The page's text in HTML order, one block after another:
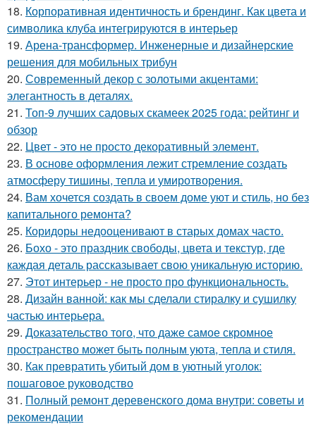
18. Корпоративная идентичность и брендинг. Как цвета и
символика клуба интегрируются в интерьер
19. Арена-трансформер. Инженерные и дизайнерские
решения для мобильных трибун
20. Современный декор с золотыми акцентами:
элегантность в деталях.
21. Топ-9 лучших садовых скамеек 2025 года: рейтинг и
обзор
22. Цвет - это не просто декоративный элемент.
23. В основе оформления лежит стремление создать
атмосферу тишины, тепла и умиротворения.
24. Вам хочется создать в своем доме уют и стиль, но без
капитального ремонта?
25. Коридоры недооценивают в старых домах часто.
26. Бохо - это праздник свободы, цвета и текстур, где
каждая деталь рассказывает свою уникальную историю.
27. Этот интерьер - не просто про функциональность.
28. Дизайн ванной: как мы сделали стиралку и сушилку
частью интерьера.
29. Доказательство того, что даже самое скромное
пространство может быть полным уюта, тепла и стиля.
30. Как превратить убитый дом в уютный уголок:
пошаговое руководство
31. Полный ремонт деревенского дома внутри: советы и
рекомендации